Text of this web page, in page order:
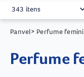
343 itens
Panvel> Perfume
perfume